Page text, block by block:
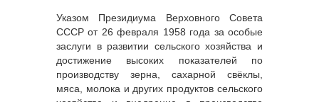
Указом Президиума Верховного Совета
СССР от 26 февраля 1958 года за особые
заслуги в развитии сельского хозяйства и
достижение высоких показателей по
производству зерна, сахарной свёклы,
мяса, молока и других продуктов сельского